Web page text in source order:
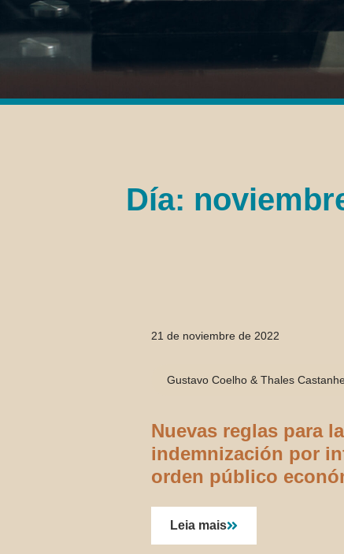
Día:
21 de noviembre de 2022
Gustavo Coelho & Thales
Nuevas reglas para
indemnización por
orden público
Leia mais